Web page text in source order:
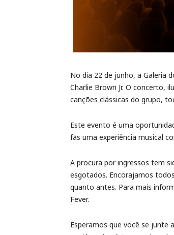
No dia 22 de junho, a Galeria
Charlie Brown Jr. O concerto,
canções clássicas do grupo,
Este evento é uma
fãs uma experiência musical
A procura por ingressos tem
esgotados. Encorajamos
quanto antes. Para mais
Fever.
Esperamos que você se junte